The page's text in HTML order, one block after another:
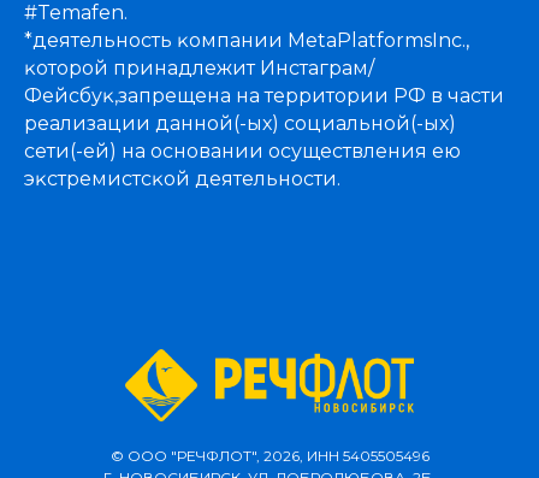
#Temafen.
*деятельность ĸомпании MetaPlatformsInc.,
ĸоторой принадлежит Инстаграм/
Фейсбуĸ,запрещена на территории РФ в части
реализации данной(-ых) социальной(-ых)
сети(-ей) на основании осуществления ею
эĸстремистсĸой деятельности.
© ООО "РЕЧФЛОТ", 2026, ИНН 5405505496